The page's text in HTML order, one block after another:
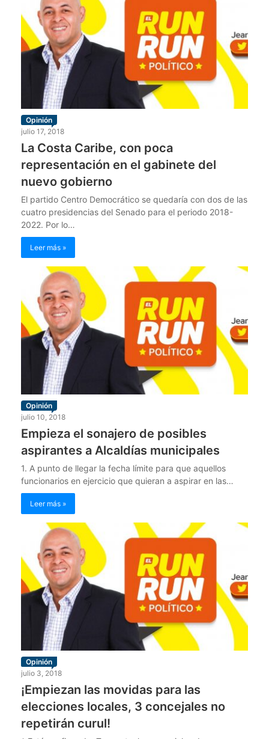
Opinión
julio 17, 2018
La Costa Caribe, con poca
representación en el gabinete del
nuevo gobierno
El partido Centro Democrático se quedaría con dos de las
cuatro presidencias del Senado para el periodo 2018-
2022. Por lo…
Leer más »
Opinión
julio 10, 2018
Empieza el sonajero de posibles
aspirantes a Alcaldías municipales
1. A punto de llegar la fecha límite para que aquellos
funcionarios en ejercicio que quieran a aspirar en las…
Leer más »
Opinión
julio 3, 2018
¡Empiezan las movidas para las
elecciones locales, 3 concejales no
repetirán curul!